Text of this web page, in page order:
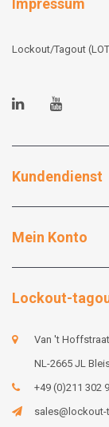
Impressum
Lockout/Tagout
Kundendienst
Mein Konto
Lockout-
Van 't
NL-2665 JL
+49 (0)211 302